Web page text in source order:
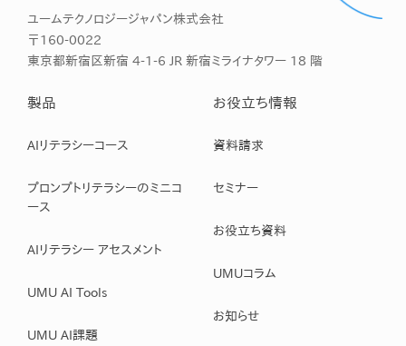
ユームテクノロジージャパン株式会社
〒160-0022
東京都新宿区新宿 4-1-6 JR 新宿ミライナタワー 18 階
製品
AIリテラシーコース
プロンプトリテラシーのミニコ
ース
AIリテラシー アセスメント
UMU AI Tools
UMU AI課題
お役立ち情報
資料請求
セミナー
お役立ち資料
UMUコラム
お知らせ